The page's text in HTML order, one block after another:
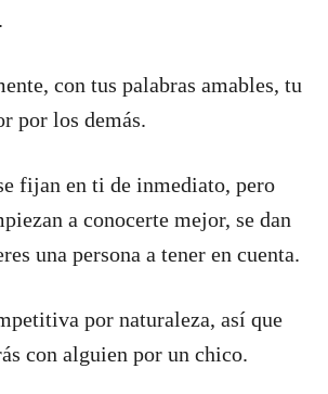
con tus palabras amables, tu
por los demás.
fijan en ti de inmediato, pero
a conocerte mejor, se dan
una persona a tener en cuenta.
por naturaleza, así que
con alguien por un chico.